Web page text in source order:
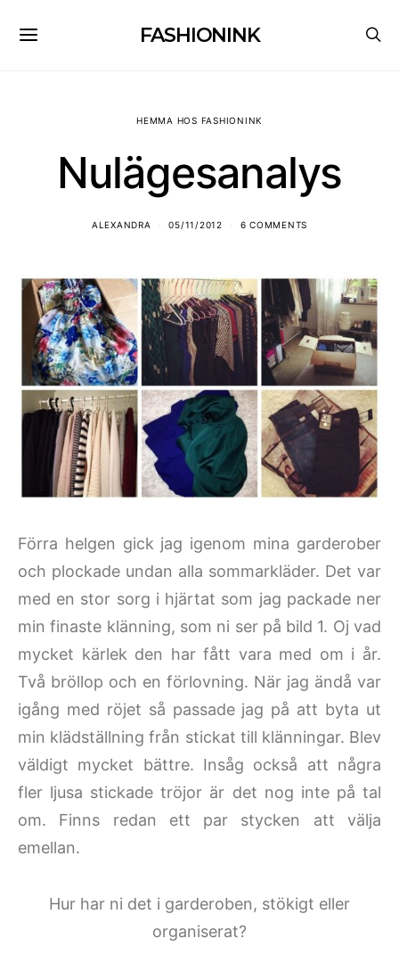
FASHIONINK
HEMMA HOS FASHIONINK
Nulägesanalys
ALEXANDRA 05/11/2012 6 COMMENTS
Förra helgen gick jag igenom mina garderober
och plockade undan alla sommarkläder. Det var
med en stor sorg i hjärtat som jag packade ner
min finaste klänning, som ni ser på bild 1. Oj vad
mycket kärlek den har fått vara med om i år.
Två bröllop och en förlovning. När jag ändå var
igång med röjet så passade jag på att byta ut
min klädställning från stickat till klänningar. Blev
väldigt mycket bättre. Insåg också att några
fler ljusa stickade tröjor är det nog inte på tal
om. Finns redan ett par stycken att välja
emellan.
Hur har ni det i garderoben, stökigt eller
organiserat?